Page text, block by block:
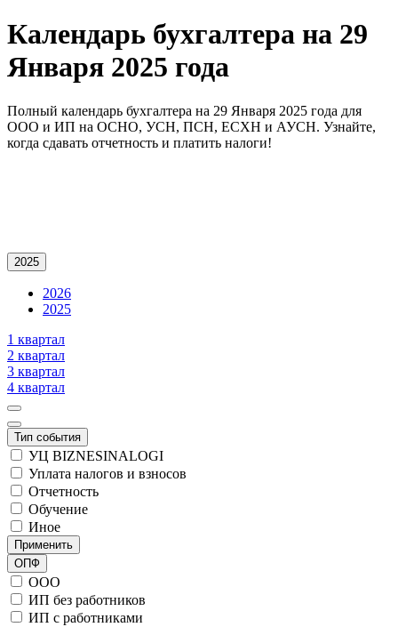
Календарь бухгалтера на 29
Января 2025 года
Полный календарь бухгалтера на 29 Января 2025 года для
OOO и ИП на ОСНО, УСН, ПСН, ЕСХН и АУСН. Узнайте,
когда сдавать отчетность и платить налоги!
2025
2026
2025
1 квартал
2 квартал
3 квартал
4 квартал
Тип события
УЦ BIZNESINALOGI
Уплата налогов и взносов
Отчетность
Обучение
Иное
Применить
ОПФ
ООО
ИП без работников
ИП с работниками